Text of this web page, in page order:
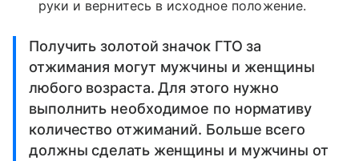
руки и вернитесь в исходное положение.
Получить золотой значок ГТО за
отжимания могут мужчины и женщины
любого возраста. Для этого нужно
выполнить необходимое по нормативу
количество отжиманий. Больше всего
должны сделать женщины и мужчины от